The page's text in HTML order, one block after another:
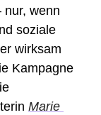
nur, wenn
soziale
wirksam
Kampagne
Marie